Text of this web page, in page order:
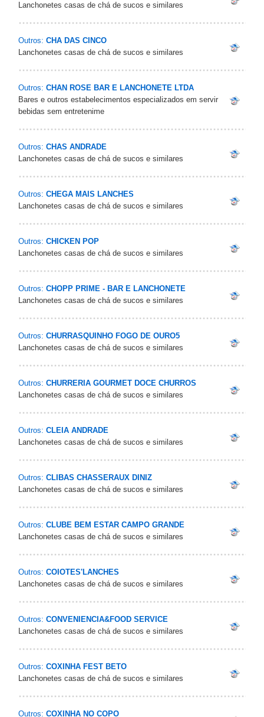
Lanchonetes casas de chá de sucos e similares
Outros: CHA DAS CINCO
Lanchonetes casas de chá de sucos e similares
Outros: CHAN ROSE BAR E LANCHONETE LTDA
Bares e outros estabelecimentos especializados em servir
bebidas sem entretenime
Outros: CHAS ANDRADE
Lanchonetes casas de chá de sucos e similares
Outros: CHEGA MAIS LANCHES
Lanchonetes casas de chá de sucos e similares
Outros: CHICKEN POP
Lanchonetes casas de chá de sucos e similares
Outros: CHOPP PRIME - BAR E LANCHONETE
Lanchonetes casas de chá de sucos e similares
Outros: CHURRASQUINHO FOGO DE OURO5
Lanchonetes casas de chá de sucos e similares
Outros: CHURRERIA GOURMET DOCE CHURROS
Lanchonetes casas de chá de sucos e similares
Outros: CLEIA ANDRADE
Lanchonetes casas de chá de sucos e similares
Outros: CLIBAS CHASSERAUX DINIZ
Lanchonetes casas de chá de sucos e similares
Outros: CLUBE BEM ESTAR CAMPO GRANDE
Lanchonetes casas de chá de sucos e similares
Outros: COIOTES'LANCHES
Lanchonetes casas de chá de sucos e similares
Outros: CONVENIENCIA&FOOD SERVICE
Lanchonetes casas de chá de sucos e similares
Outros: COXINHA FEST BETO
Lanchonetes casas de chá de sucos e similares
Outros: COXINHA NO COPO